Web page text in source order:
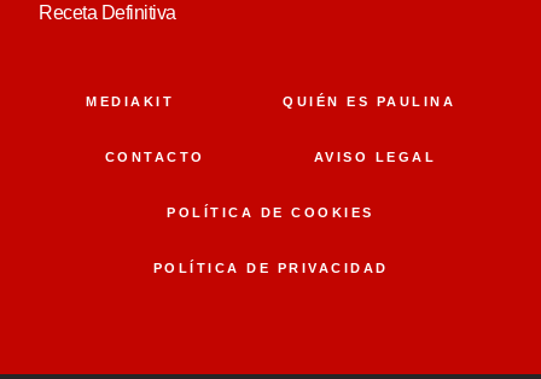
Receta Definitiva
MEDIAKIT QUIÉN ES PAULINA
CONTACTO AVISO LEGAL
POLÍTICA DE COOKIES
POLÍTICA DE PRIVACIDAD